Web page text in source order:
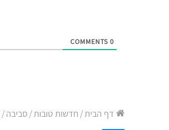
0
דף הבית/ חדשות טובות/ סביבה/